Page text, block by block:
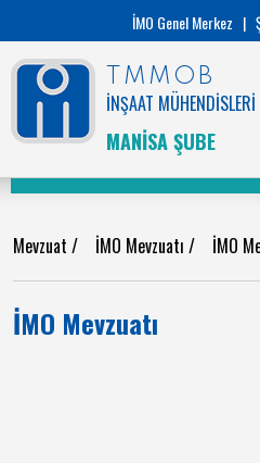
İMO Genel Merkez |
TMMOB
İNŞAAT
MANİSA ŞUBE
Mevzuat / İMO Mevzuatı / İMO
İMO Mevzuatı